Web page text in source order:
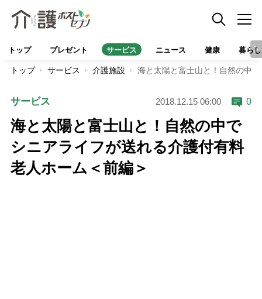
トップ プレゼント サービス ニュース 健康 暮らし
トップ サービス 介護施設 海と太陽と富士山と！自然の中
サービス 2018.12.15 06:00 0
海と太陽と富士山と！自然の中で
シニアライフが送れる介護付有料
老人ホーム＜前編＞